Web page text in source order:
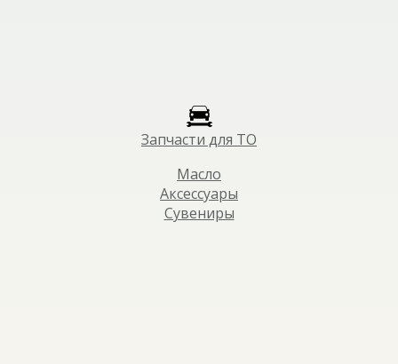
Запчасти для ТО
Масло
Аксессуары
Сувениры